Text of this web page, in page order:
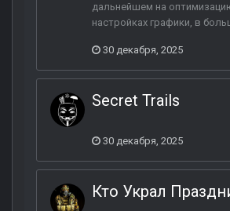
дальнейшем на
настройках графики, в
30 декабря, 2025
Secret Trails
30 декабря, 2025
Кто Украл